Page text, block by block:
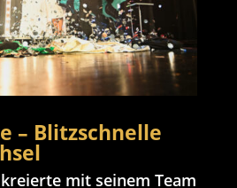
– Blitzschnelle
mit seinem Team